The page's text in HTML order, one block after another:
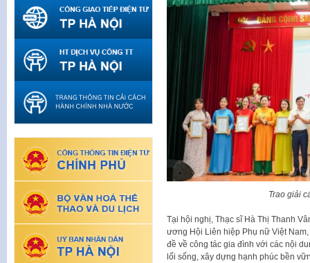
Trao giải
Tại hội nghị, Thạc sĩ Hà Thị Thanh
ương Hội Liên hiệp Phụ nữ Việt
đề về công tác gia đình với các nội
lối sống, xây dựng hạnh phúc bền